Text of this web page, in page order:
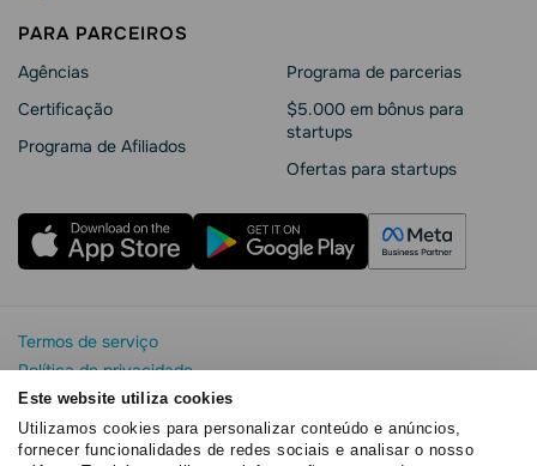
Este website utiliza cookies
Utilizamos cookies para personalizar conteúdo e anúncios,
fornecer funcionalidades de redes sociais e analisar o nosso
PARA PARCEIROS
Agências
Сertificação
Programa de Afiliados
Programa de parcerias
$5.000 em bônus para
startups
Ofertas para startups
Termos de serviço
Política de privacidade
Segurança e privacidade da SendPulse
Declaração de Cookie
Acordo de processamento de dados